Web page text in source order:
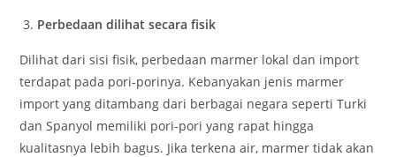
Perbedaan dilihat secara fisik
Dilihat dari sisi fisik, perbedaan marmer lokal dan import
terdapat pada pori-porinya. Kebanyakan jenis marmer
import yang ditambang dari berbagai negara seperti Turki
dan Spanyol memiliki pori-pori yang rapat hingga
kualitasnya lebih bagus. Jika terkena air, marmer tidak akan